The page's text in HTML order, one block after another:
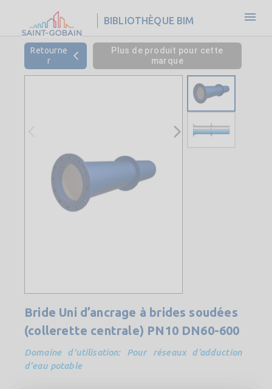
BIBLIOTHÈQUE BIM
Retourne
r
Plus de produit pour cette
marque
Bride Uni d’ancrage à brides soudées
(collerette centrale) PN10 DN60-600
Domaine d'utilisation: Pour réseaux d’adduction
d’eau potable